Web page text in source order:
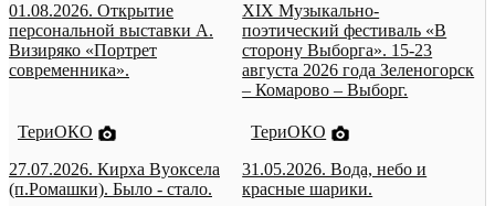
01.08.2026. Открытие
персональной выставки А.
Визиряко «Портрет
современника».
XIX Музыкально-
поэтический фестиваль «В
сторону Выборга». 15-23
августа 2026 года Зеленогорск
– Комарово – Выборг.
ТериОКО
27.07.2026. Кирха Вуоксела
(п.Ромашки). Было - стало.
ТериОКО
31.05.2026. Вода, небо и
красные шарики.